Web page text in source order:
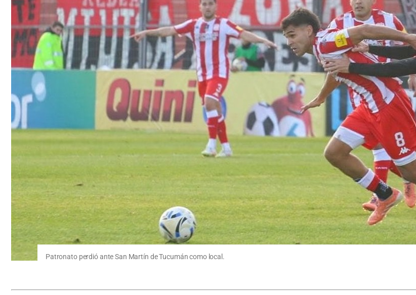
Patronato perdió ante San Martín de Tucumán como local.